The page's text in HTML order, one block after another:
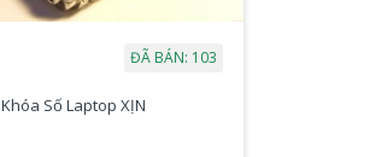
ĐÃ BÁN: 103
Khóa Số Laptop XỊN